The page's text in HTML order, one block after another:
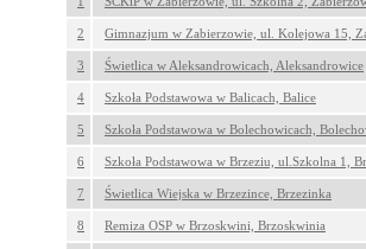
2 Gimnazjum w Zabierzowie, ul. Kolejowa 15,
3 Świetlica w Aleksandrowicach, Aleksandrowice
4 Szkoła Podstawowa w Balicach, Balice
5 Szkoła Podstawowa w Bolechowicach,
6 Szkoła Podstawowa w Brzeziu, ul.Szkolna 1,
7 Świetlica Wiejska w Brzezince, Brzezinka
8 Remiza OSP w Brzoskwini, Brzoskwinia